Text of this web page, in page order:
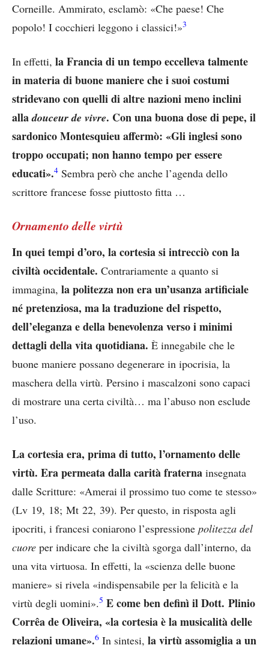
Corneille. Ammirato, esclamò: «Che paese! Che
popolo! I cocchieri leggono i classici!»3
In effetti, la Francia di un tempo eccelleva talmente
in materia di buone maniere che i suoi costumi
stridevano con quelli di altre nazioni meno inclini
alladouceur de vivre. Con una buona dose di pepe, il
sardonico Montesquieu affermò: «Gli inglesi sono
troppo occupati; non hanno tempo per essere
educati».4 Sembra però che anche l’agenda dello
scrittore francese fosse piuttosto fitta …
Ornamento delle virtù
In quei tempi d’oro, la cortesia si intrecciò con la
civiltà occidentale. Contrariamente a quanto si
immagina, la politezza non era un’usanza artificiale
né pretenziosa, ma la traduzione del rispetto,
dell’eleganza e della benevolenza verso i minimi
dettagli della vita quotidiana. È innegabile che le
buone maniere possano degenerare in ipocrisia, la
maschera della virtù. Persino i mascalzoni sono capaci
di mostrare una certa civiltà… ma l’abuso non esclude
l’uso.
La cortesia era, prima di tutto, l’ornamento delle
virtù. Era permeata dalla carità fraterna insegnata
dalle Scritture: «Amerai il prossimo tuo come te stesso»
(Lv 19, 18; Mt 22, 39). Per questo, in risposta agli
ipocriti, i francesi coniarono l’espressione politezza del
cuore per indicare che la civiltà sgorga dall’interno, da
una vita virtuosa. In effetti, la «scienza delle buone
maniere» si rivela «indispensabile per la felicità e la
virtù degli uomini».5 E come ben definì il Dott. Plinio
Corrêa de Oliveira, «la cortesia è la musicalità delle
relazioni umane».6 In sintesi, la virtù assomiglia a un